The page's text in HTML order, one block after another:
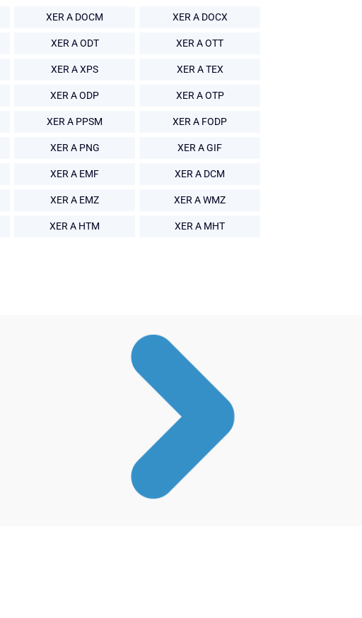
XER A DOCM XER A DOCX
XER A ODT XER A OTT
XER A XPS XER A TEX
XER A ODP XER A OTP
XER A PPSM XER A FODP
XER A PNG XER A GIF
XER A EMF XER A DCM
XER A EMZ XER A WMZ
XER A HTM XER A MHT